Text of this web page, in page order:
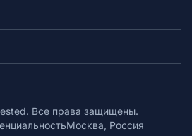
Все права защищены.
Москва, Россия